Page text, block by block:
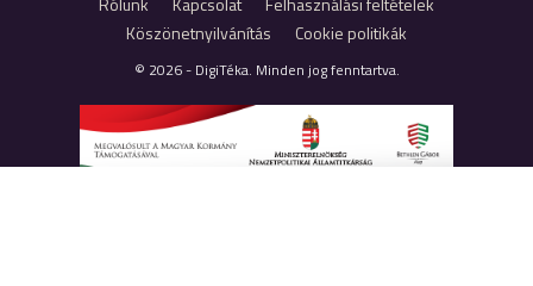
Köszönetnyilvánítás
Cookie politikák
© 2026 - DigiTéka. Minden jog fenntartva.